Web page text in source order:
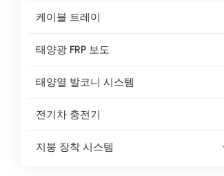
케이블 트레이
태양광 FRP 보도
태양열 발코니 시스템
전기차 충전기
지붕 장착 시스템